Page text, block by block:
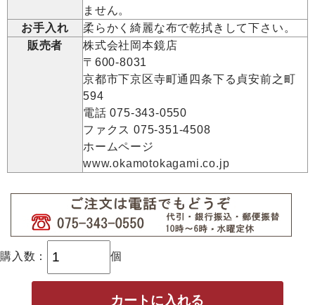
ません。
お手入れ
柔らかく綺麗な布で乾拭きして下さい。
販売者
株式会社岡本鏡店
〒600-8031
京都市下京区寺町通四条下る貞安前之町
594
電話 075-343-0550
ファクス 075-351-4508
ホームページ
www.okamotokagami.co.jp
購入数： 個